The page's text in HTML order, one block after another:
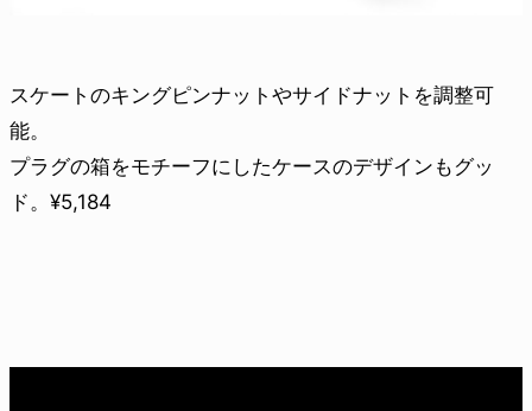
スケートのキングピンナットやサイドナットを調整可
能。
プラグの箱をモチーフにしたケースのデザインもグッ
ド。¥5,184